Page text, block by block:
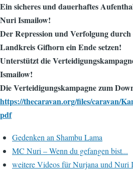
Ein sicheres und dauerhaftes
Nuri Ismailow!
Der Repression und Verfolgung
Landkreis Gifhorn ein Ende setzen!
Unterstützt die
Ismailow!
Die Verteidigungskampagne zum
https://thecaravan.org/files/caravan/
pdf
Gedenken an Shambu Lama
MC Nuri – Wenn du gefangen bist...
weitere Videos für Nurjana und Nuri